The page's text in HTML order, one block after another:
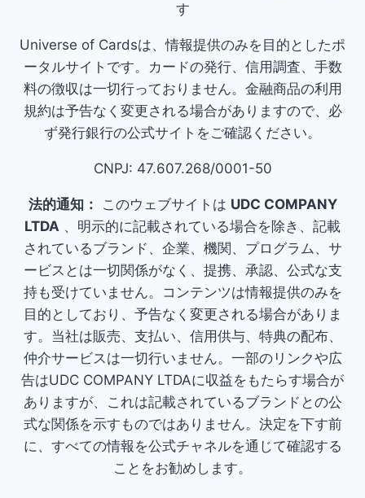
す
Universe of Cardsは、情報提供のみを目的としたポ
ータルサイトです。カードの発行、信用調査、手数
料の徴収は一切行っておりません。金融商品の利用
規約は予告なく変更される場合がありますので、必
ず発行銀行の公式サイトをご確認ください。
CNPJ: 47.607.268/0001-50
法的通知： このウェブサイトは UDC COMPANY
LTDA 、明示的に記載されている場合を除き、記載
されているブランド、企業、機関、プログラム、サ
ービスとは一切関係がなく、提携、承認、公式な支
持も受けていません。コンテンツは情報提供のみを
目的としており、予告なく変更される場合がありま
す。当社は販売、支払い、信用供与、特典の配布、
仲介サービスは一切行いません。一部のリンクや広
告はUDC COMPANY LTDAに収益をもたらす場合が
ありますが、これは記載されているブランドとの公
式な関係を示すものではありません。決定を下す前
に、すべての情報を公式チャネルを通じて確認する
ことをお勧めします。